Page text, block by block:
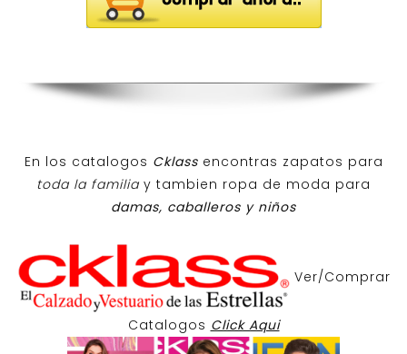
En los catalogos Cklass encontras zapatos para
toda la familiay tambien ropa de moda para
damas, caballeros y niños
Ver/Comprar
Catalogos Click Aqui